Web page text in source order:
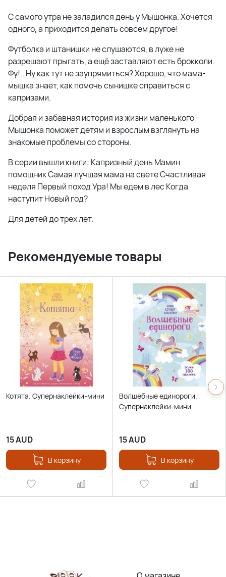
С самого утра не заладился день у Мышонка. Хочется
одного, а приходится делать совсем другое!
Футболка и штанишки не слушаются, в луже не
разрешают прыгать, а ещё заставляют есть брокколи.
Фу!.. Ну как тут не заупрямиться? Хорошо, что мама-
мышка знает, как помочь сынишке справиться с
капризами.
Добрая и забавная история из жизни маленького
Мышонка поможет детям и взрослым взглянуть на
знакомые проблемы со стороны.
В серии вышли книги: Капризный день Мамин
помощник Самая лучшая мама на свете Счастливая
неделя Первый поход Ура! Мы едем в лес Когда
наступит Новый год?
Для детей до трех лет.
Рекомендуемые товары
Котята. Супернаклейки-мини
15AUD
В корзину
Волшебные единороги.
Супернаклейки-мини
15AUD
В корзину